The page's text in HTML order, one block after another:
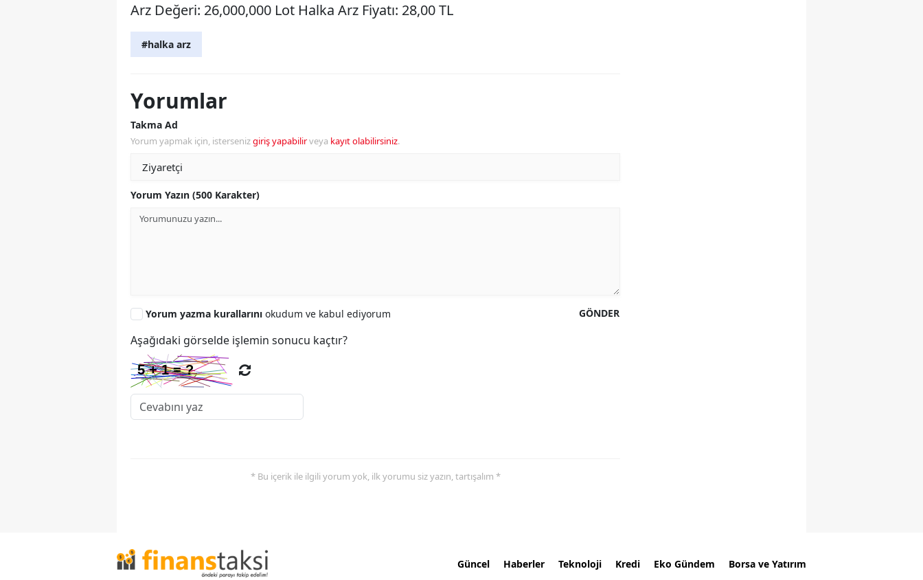
Arz Değeri: 26,000,000 Lot Halka Arz Fiyatı: 28,00 TL
#halka arz
Yorumlar
Takma Ad
Yorum yapmak için, istersenizgiriş yapabilirveya kayıt olabilirsiniz.
Yorum Yazın (500 Karakter)
GÖNDER
Yorum yazma kurallarını okudum ve kabul ediyorum
Aşağıdaki görselde işlemin sonucu kaçtır?
* Bu içerik ile ilgili yorum yok, ilk yorumu siz yazın, tartışalım *
Güncel Haberler Teknoloji Kredi Eko Gündem Borsa ve Yatırım